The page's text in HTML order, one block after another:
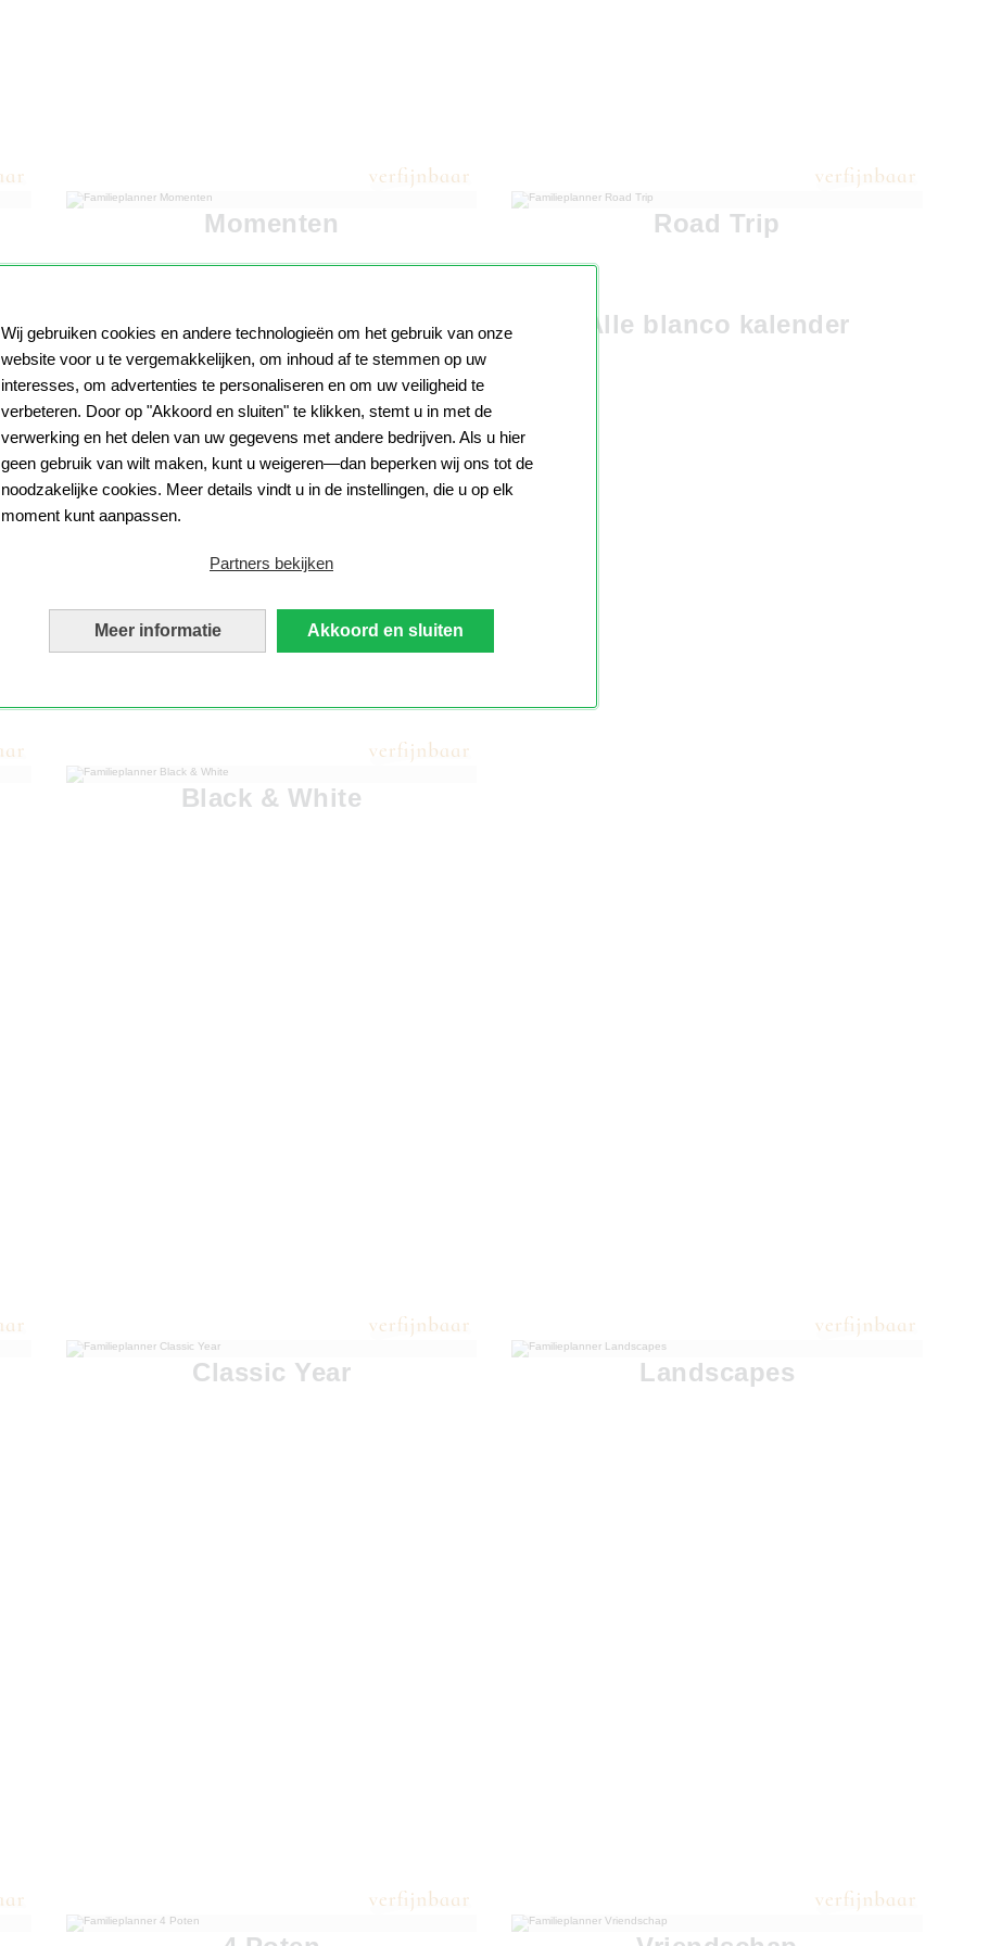
Wij gebruiken cookies en andere technologieën om het gebruik van onze
website voor u te vergemakkelijken, om inhoud af te stemmen op uw
interesses, om advertenties te personaliseren en om uw veiligheid te
verbeteren. Door op "Akkoord en sluiten" te klikken, stemt u in met de
verwerking en het delen van uw gegevens met andere bedrijven. Als u hier
geen gebruik van wilt maken, kunt u weigeren—dan beperken wij ons tot de
noodzakelijke cookies. Meer details vindt u in de instellingen, die u op elk
moment kunt aanpassen.
Partners bekijken
Meer informatie Akkoord en sluiten
Momenten Road Trip
Black & White
Classic Year Landscapes
Alle blanco kalender